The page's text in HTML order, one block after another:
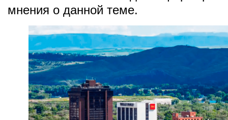
мнения о данной теме.